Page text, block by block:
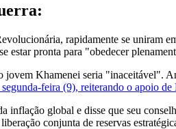
rapidamente se uniram
pronta para "obedecer
Khamenei seria "inaceitável".
feira (9), reiterando o apoio de
inflação global e disse que seu
conjunta de reservas